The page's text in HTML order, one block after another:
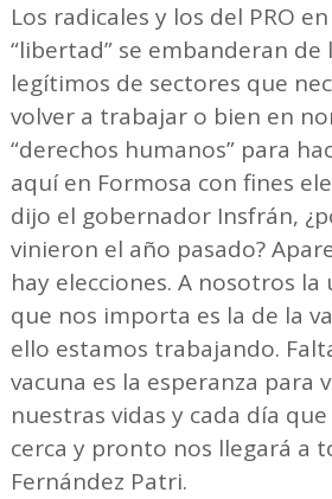
Los radicales y los del PRO
“libertad” se embanderan de
legítimos de sectores que
volver a trabajar o bien en
“derechos humanos” para
aquí en Formosa con fines
dijo el gobernador Insfrán,
vinieron el año pasado?
hay elecciones. A nosotros la
que nos importa es la de la
ello estamos trabajando.
vacuna es la esperanza para
nuestras vidas y cada día
cerca y pronto nos llegará a
Fernández Patri.